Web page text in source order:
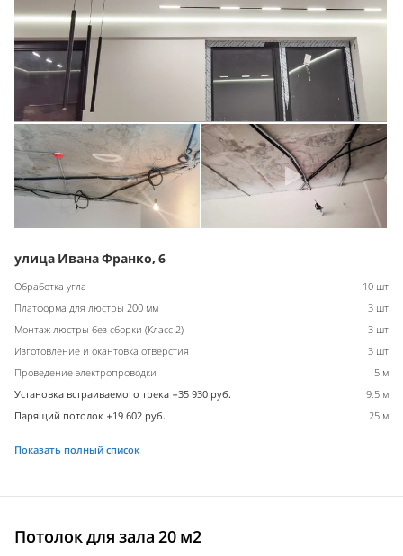
улица Ивана Франко, 6
Обработка угла
10 шт
Платформа для люстры 200 мм
3 шт
Монтаж люстры без сборки (Класс 2)
3 шт
Изготовление и окантовка отверстия
3 шт
Проведение электропроводки
5 м
Установка встраиваемого трека +35 930 руб.
9.5 м
Парящий потолок +19 602 руб.
25 м
Показать полный список
Потолок для зала 20 м2